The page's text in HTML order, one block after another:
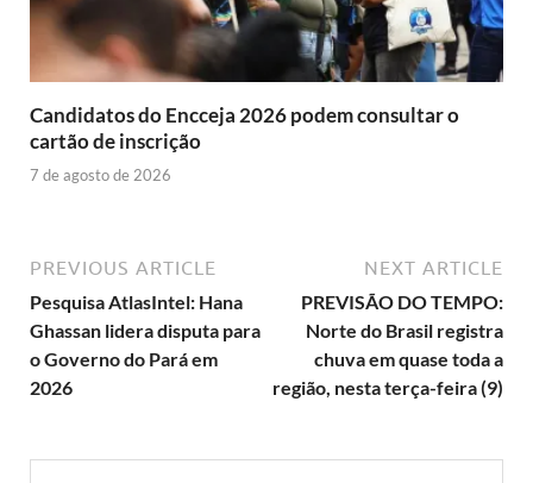
Candidatos do Encceja 2026 podem consultar o
cartão de inscrição
7 de agosto de 2026
PREVIOUS ARTICLE
Pesquisa AtlasIntel: Hana
Ghassan lidera disputa para
o Governo do Pará em
2026
NEXT ARTICLE
PREVISÃO DO TEMPO:
Norte do Brasil registra
chuva em quase toda a
região, nesta terça-feira (9)